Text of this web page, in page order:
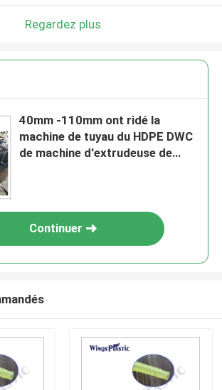
Regardez plus
40mm -110mm ont ridé la
machine de tuyau du HDPE DWC
de machine d'extrudeuse de
Continuer